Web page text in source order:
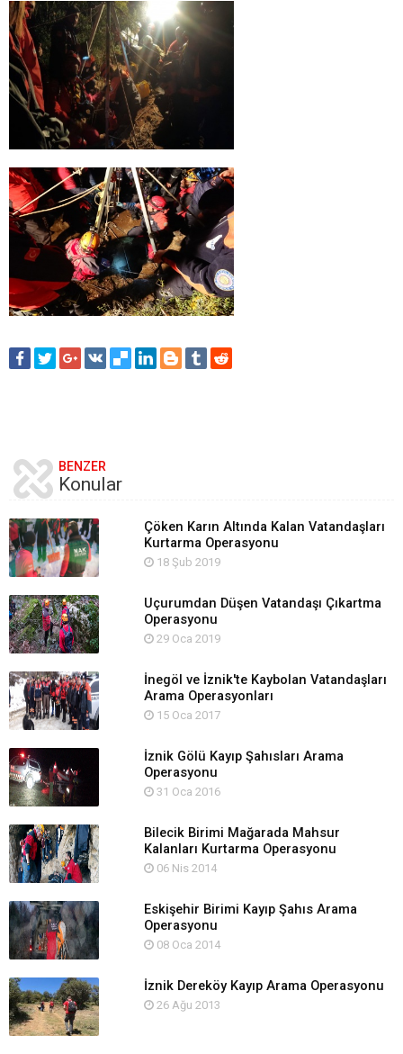
BENZER
Konular
Çöken Karın Altında Kalan Vatandaşları
Kurtarma Operasyonu
18 Şub 2019
Uçurumdan Düşen Vatandaşı Çıkartma
Operasyonu
29 Oca 2019
İnegöl ve İznik'te Kaybolan Vatandaşları
Arama Operasyonları
15 Oca 2017
İznik Gölü Kayıp Şahısları Arama
Operasyonu
31 Oca 2016
Bilecik Birimi Mağarada Mahsur
Kalanları Kurtarma Operasyonu
06 Nis 2014
Eskişehir Birimi Kayıp Şahıs Arama
Operasyonu
08 Oca 2014
İznik Dereköy Kayıp Arama Operasyonu
26 Ağu 2013